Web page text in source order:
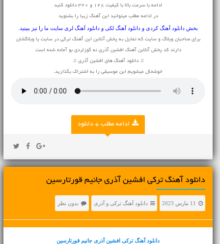
ادامه با سرعت بالا با کیفیت 128 و 320 دانلود کنید
در ادامه مطلب میتوانید این آهنگ زیبا را بشنوید
بخش دانلود آهنگ کردیو دانلود آهنگ لکیو دانلود آهنگ لریسایت ما را نیز ببینید.
برای صاحبان وبلاگ و سایت که تمایل به پخش آنلاین این آهنگ ترکی در سایت یا وبلاگشان
دارند کد پخش آنلاین آهنگ افشین آذری نه گوزلردی بو آماده شده است
♫ دانلود آهنگ های افشین آذری ♫
خوشحال میشویم این موسیقی را به اشتراک بگذارید.
ادامه مطلب + دانلود
دانلود آهنگ ترکی افشین آذری جانیم قورتارسین
11 مارس 2023 دانلود آهنگ ترکی و آذری بدون نظر
دانلود آهنگ ترکیافشین آذری جانیم قورتارسین